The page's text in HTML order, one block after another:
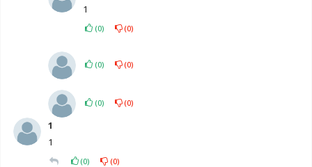
1
(0) (0)
(0) (0)
(0) (0)
1
1
(0) (0)